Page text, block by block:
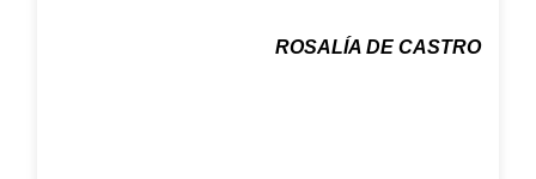
ROSALÍA DE CASTRO